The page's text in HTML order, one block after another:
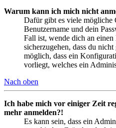
Warum kann ich mich nicht
Dafür gibt es viele mögliche
Benutzername und dein
Fall ist, wende dich an
sicherzugehen, dass du
möglich, dass ein
vorliegt, welches ein
Nach oben
Ich habe mich vor einiger Zeit
mehr anmelden?!
Es kann sein, dass ein